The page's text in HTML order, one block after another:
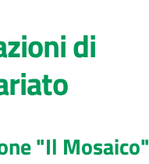
di
"Il Mosaico"